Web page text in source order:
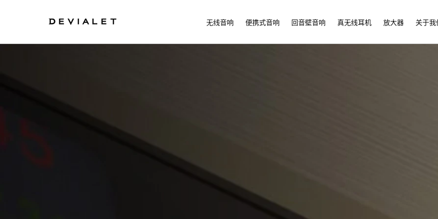
无线音响 便携式音响 回音壁音响 真无线耳机 放大器 关于我